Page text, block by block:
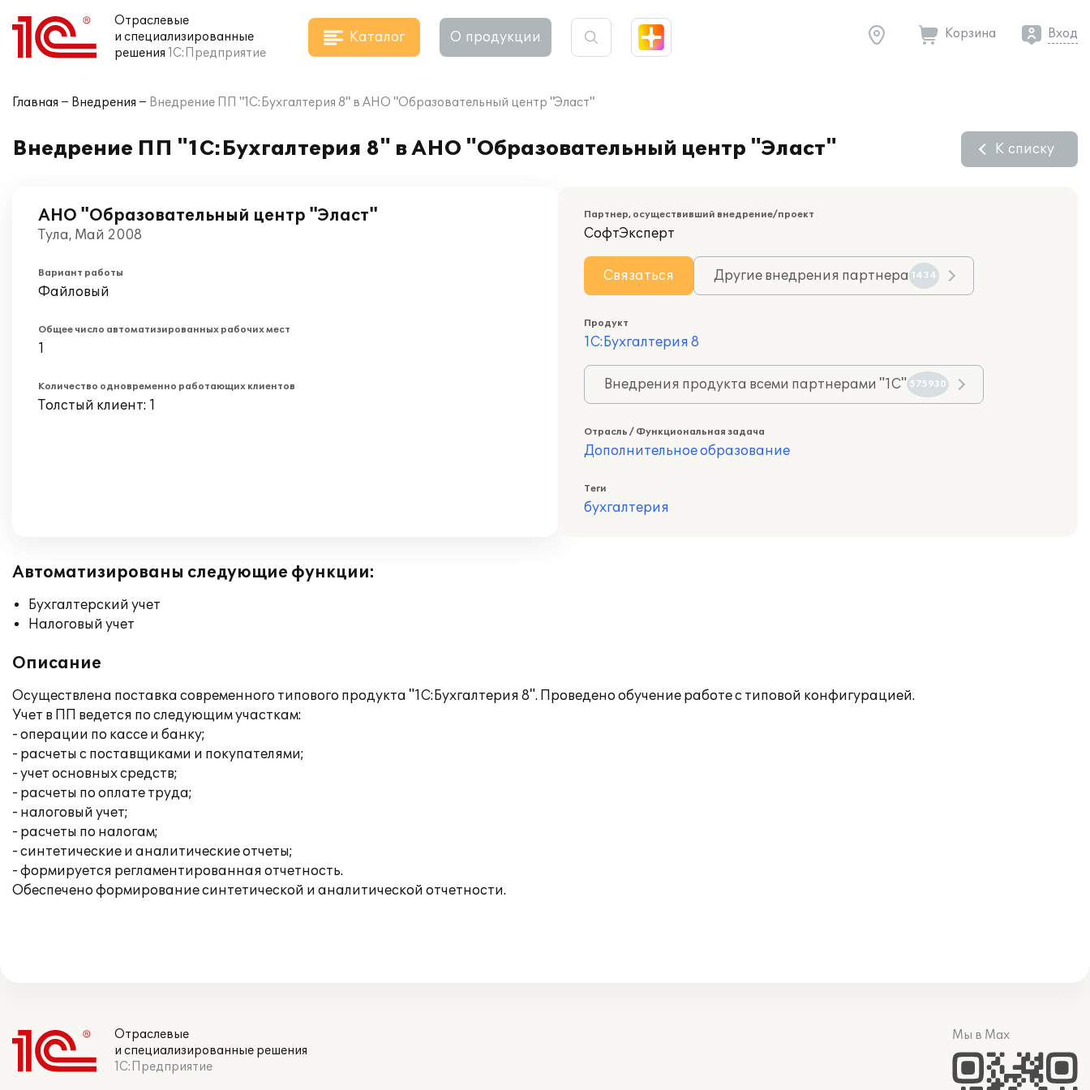
Отраслевые
и специализированные
решения 1С:Предприятие
Каталог О продукции Корзина Вход
Главная Внедрения Внедрение ПП "1С:Бухгалтерия 8" в АНО "Образовательный центр "Эласт"
Внедрение ПП "1С:Бухгалтерия 8" в АНО "Образовательный центр "Эласт" К списку
АНО "Образовательный центр "Эласт"
Тула, Май 2008
Вариант работы
Файловый
Общее число автоматизированных рабочих мест
1
Количество одновременно работающих клиентов
Толстый клиент: 1
Партнер, осуществивший внедрение/проект
СофтЭксперт
Связаться Другие внедрения партнера 1434
Продукт
1С:Бухгалтерия 8
Внедрения продукта всеми партнерами "1С" 575930
Отрасль / Функциональная задача
Дополнительное образование
Теги
бухгалтерия
Автоматизированы следующие функции:
Бухгалтерский учет
Налоговый учет
Описание
Осуществлена поставка современного типового продукта "1С:Бухгалтерия 8". Проведено обучение работе с типовой конфигурацией.
Учет в ПП ведется по следующим участкам:
- операции по кассе и банку;
- расчеты с поставщиками и покупателями;
- учет основных средств;
- расчеты по оплате труда;
- налоговый учет;
- расчеты по налогам;
- синтетические и аналитические отчеты;
- формируется регламентированная отчетность.
Обеспечено формирование синтетической и аналитической отчетности.
Отраслевые
и специализированные решения
1С:Предприятие
Мы в Max